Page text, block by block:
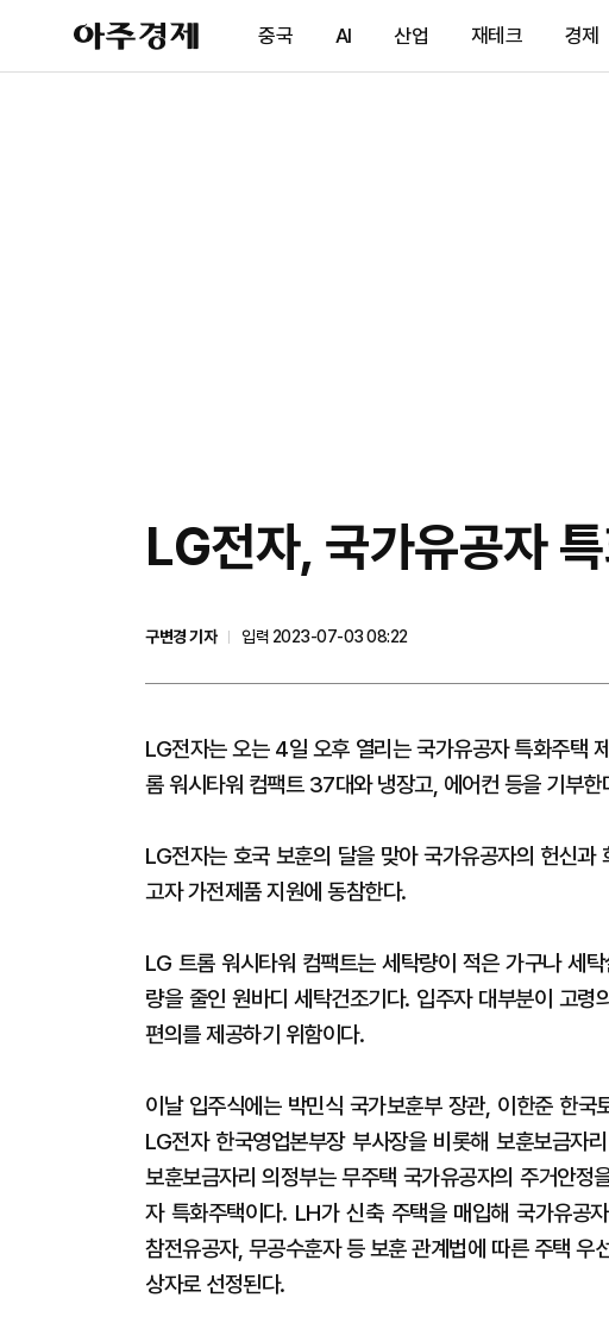
아
주
제
중국 AI 산업 재테크 경제
LG전자, 국가유공자
구변경 기자
입력 2023-07-03 08:22
LG전자는 오는 4일 오후 열리는 국가유공자 특화주택
롬 워시타워 컴팩트 37대와 냉장고, 에어컨 등을 기부
LG전자는 호국 보훈의 달을 맞아 국가유공자의 헌신
고자 가전제품 지원에 동참한다.
LG 트롬 워시타워 컴팩트는 세탁량이 적은 가구나 세
량을 줄인 원바디 세탁건조기다. 입주자 대부분이 고
편의를 제공하기 위함이다.
이날 입주식에는 박민식 국가보훈부 장관, 이한준 한
LG전자 한국영업본부장 부사장을 비롯해 보훈보금자
보훈보금자리 의정부는 무주택 국가유공자의 주거안
자 특화주택이다. LH가 신축 주택을 매입해 국가유공
참전유공자, 무공수훈자 등 보훈 관계법에 따른 주택 우
상자로 선정된다.